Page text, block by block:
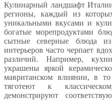
Кулинарный ландшафт
регионы, каждый из
уникальными вкусами и
богатые морепродуктами
сытные северные блюда
интерьеров часто черпает
различий. Например,
украшены яркой
мавританском влиянии, в
тяготеют к
демонстрируют